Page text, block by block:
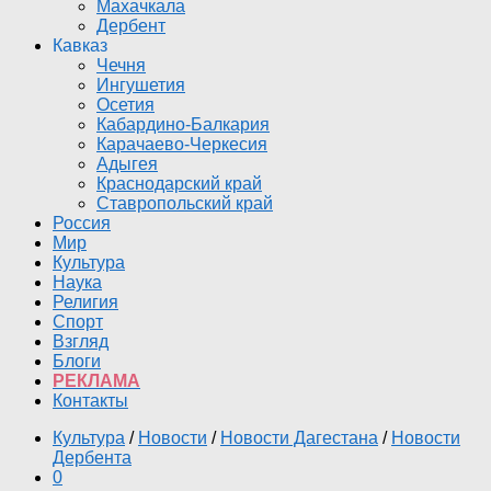
Махачкала
Дербент
Кавказ
Чечня
Ингушетия
Осетия
Кабардино-Балкария
Карачаево-Черкесия
Адыгея
Краснодарский край
Ставропольский край
Россия
Мир
Культура
Наука
Религия
Спорт
Взгляд
Блоги
РЕКЛАМА
Контакты
Культура / Новости / Новости Дагестана / Новости
Дербента
0